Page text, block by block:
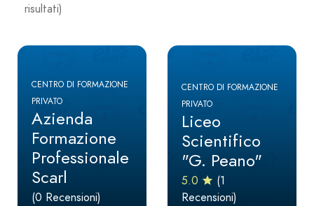
risultati)
CENTRO DI FORMAZIONE
PRIVATO
Azienda
Formazione
Professionale
Scarl
(0 Recensioni)
CENTRO DI FORMAZIONE
PRIVATO
Liceo
Scientifico
"G. Peano"
5.0
(1
Recensioni)